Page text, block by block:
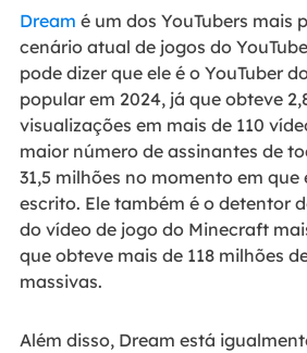
Dream é um dos YouTubers mais
cenário atual de jogos do
pode dizer que ele é o YouTuber
popular em 2024, já que obteve
visualizações em mais de 110
maior número de assinantes de
31,5 milhões no momento em que
escrito. Ele também é o detentor
do vídeo de jogo do Minecraft
que obteve mais de 118 milhões
massivas.
Além disso, Dream está